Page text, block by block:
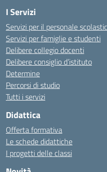
I Servizi
Servizi per il personale
Servizi per famiglie e studenti
Delibere collegio docenti
Delibere consiglio d’istituto
Determine
Percorsi di studio
Tutti i servizi
Didattica
Offerta formativa
Le schede didattiche
I progetti delle classi